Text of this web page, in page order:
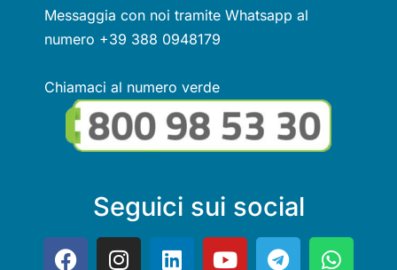
Messaggia con noi tramite Whatsapp al
numero +39 388 0948179
Chiamaci al numero verde
Seguici sui social